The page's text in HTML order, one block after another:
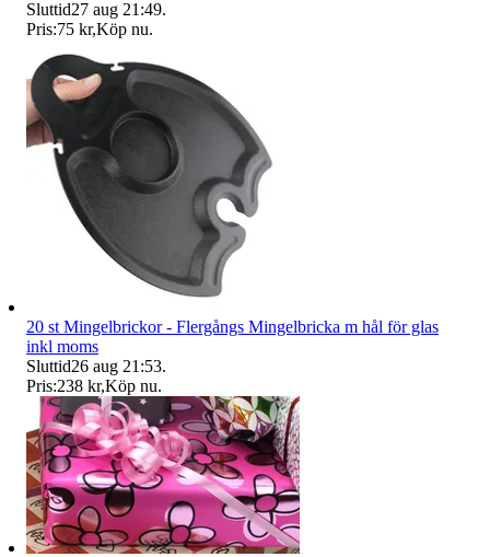
Sluttid27 aug 21:49.
Pris:75 kr,Köp nu.
20 st Mingelbrickor - Flergångs Mingelbricka m hål för glas
inkl moms
Sluttid26 aug 21:53.
Pris:238 kr,Köp nu.